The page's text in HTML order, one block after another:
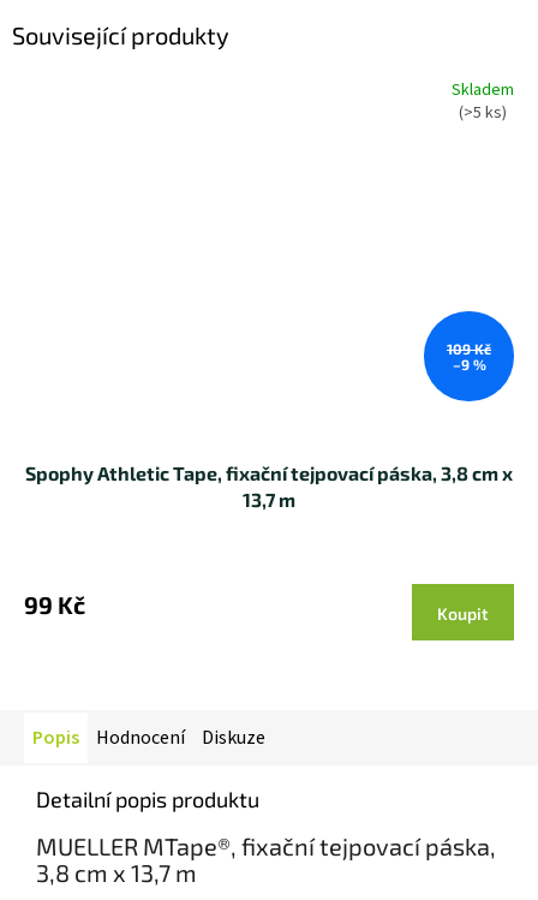
Související produkty
109 Kč
–9 %
Skladem
(>5 ks)
Spophy Athletic Tape, fixační tejpovací páska, 3,8 cm x
13,7 m
99 Kč Koupit
Popis Hodnocení Diskuze
Detailní popis produktu
MUELLER MTape®, fixační tejpovací páska,
3,8 cm x 13,7 m